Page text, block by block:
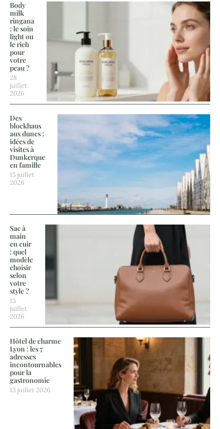
Body
milk
ringana
: le soin
light ou
le rich
pour
votre
peau ?
28
juillet
2026
Des
blockhaus
aux dunes :
idées de
visites à
Dunkerque
en famille
15 juillet
2026
Sac à
main
en cuir
: quel
modèle
choisir
selon
votre
style ?
13
juillet
2026
Hôtel de charme
Lyon : les 7
adresses
incontournables
pour la
gastronomie
13 juillet 2026